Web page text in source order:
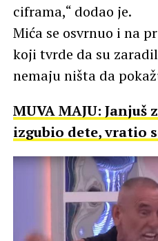
ciframa,“ dodao je.
Mića se osvrnuo i na
koji tvrde da su
nemaju ništa da
MUVA MAJU: Janjuš
izgubio dete, vratio